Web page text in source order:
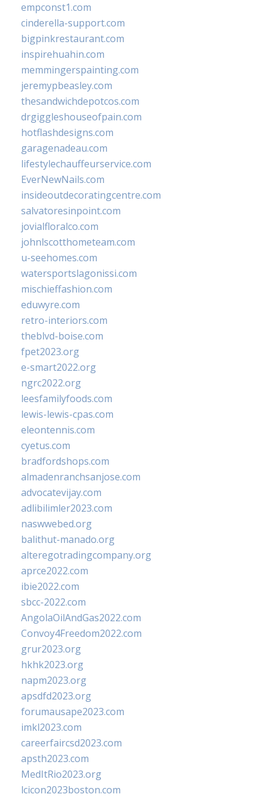
empconst1.com
cinderella-support.com
bigpinkrestaurant.com
inspirehuahin.com
memmingerspainting.com
jeremypbeasley.com
thesandwichdepotcos.com
drgiggleshouseofpain.com
hotflashdesigns.com
garagenadeau.com
lifestylechauffeurservice.com
EverNewNails.com
insideoutdecoratingcentre.com
salvatoresinpoint.com
jovialfloralco.com
johnlscotthometeam.com
u-seehomes.com
watersportslagonissi.com
mischieffashion.com
eduwyre.com
retro-interiors.com
theblvd-boise.com
fpet2023.org
e-smart2022.org
ngrc2022.org
leesfamilyfoods.com
lewis-lewis-cpas.com
eleontennis.com
cyetus.com
bradfordshops.com
almadenranchsanjose.com
advocatevijay.com
adlibilimler2023.com
naswwebed.org
balithut-manado.org
alteregotradingcompany.org
aprce2022.com
ibie2022.com
sbcc-2022.com
AngolaOilAndGas2022.com
Convoy4Freedom2022.com
grur2023.org
hkhk2023.org
napm2023.org
apsdfd2023.org
forumausape2023.com
imkl2023.com
careerfaircsd2023.com
apsth2023.com
MedItRio2023.org
lcicon2023boston.com